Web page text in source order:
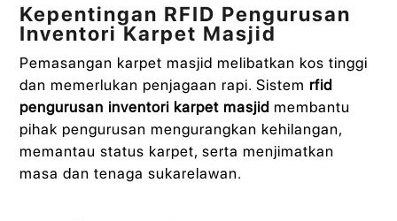
Kepentingan RFID Pengurusan
Inventori Karpet Masjid
Pemasangan karpet masjid melibatkan kos tinggi
dan memerlukan penjagaan rapi. Sistem rfid
pengurusan inventori karpet masjid membantu
pihak pengurusan mengurangkan kehilangan,
memantau status karpet, serta menjimatkan
masa dan tenaga sukarelawan.